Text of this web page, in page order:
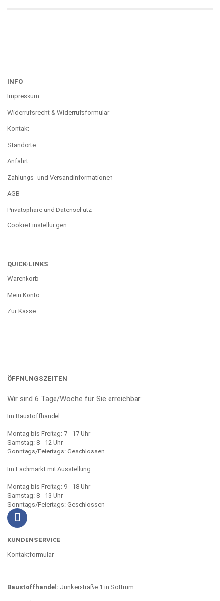
INFO
Impressum
Widerrufsrecht & Widerrufsformular
Kontakt
Standorte
Anfahrt
Zahlungs- und Versandinformationen
AGB
Privatsphäre und Datenschutz
Cookie Einstellungen
QUICK-LINKS
Warenkorb
Mein Konto
Zur Kasse
ÖFFNUNGSZEITEN
Wir sind 6 Tage/Woche für Sie erreichbar:
Im Baustoffhandel:
Montag bis Freitag: 7 - 17 Uhr
Samstag: 8 - 12 Uhr
Sonntags/Feiertags: Geschlossen
Im Fachmarkt mit Ausstellung:
Montag bis Freitag: 9 - 18 Uhr
Samstag: 8 - 13 Uhr
Sonntags/Feiertags: Geschlossen
KUNDENSERVICE
Kontaktformular
Baustoffhandel: Junkerstraße 1 in Sottrum